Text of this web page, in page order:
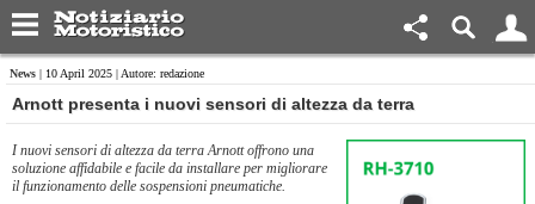
News | 10 April 2025 | Autore: redazione
​Arnott presenta i nuovi sensori di altezza da terra
I nuovi sensori di altezza da terra Arnott offrono una
soluzione affidabile e facile da installare per migliorare
il funzionamento delle sospensioni pneumatiche.